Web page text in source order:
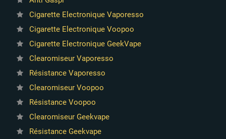
Cigarette Electronique Vaporesso
Cigarette Electronique Voopoo
Cigarette Electronique GeekVape
Clearomiseur Vaporesso
Résistance Vaporesso
Clearomiseur Voopoo
Résistance Voopoo
Clearomiseur Geekvape
Résistance Geekvape